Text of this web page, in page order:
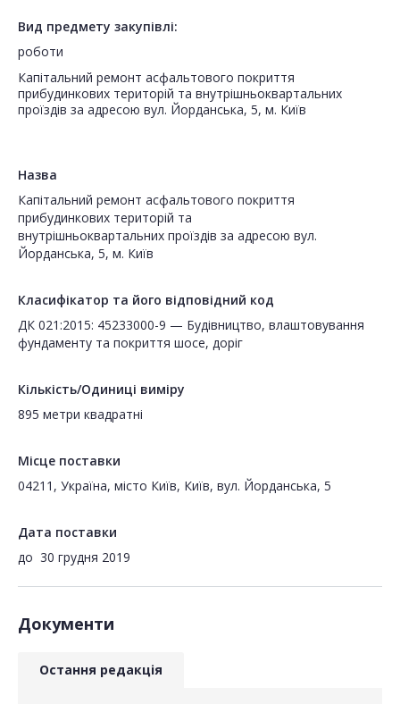
Вид предмету закупівлі:
роботи
Капітальний ремонт асфальтового покриття
прибудинкових територій та внутрішньоквартальних
проїздів за адресою вул. Йорданська, 5, м. Київ
Назва
Капітальний ремонт асфальтового покриття
прибудинкових територій та
внутрішньоквартальних проїздів за адресою вул.
Йорданська, 5, м. Київ
Класифікатор та його відповідний код
ДК 021:2015: 45233000-9 — Будівництво, влаштовування
фундаменту та покриття шосе, доріг
Кількість/Одиниці виміру
895 метри квадратні
Місце поставки
04211, Україна, місто Київ, Київ, вул. Йорданська, 5
Дата поставки
до 30 грудня 2019
Документи
Остання редакція